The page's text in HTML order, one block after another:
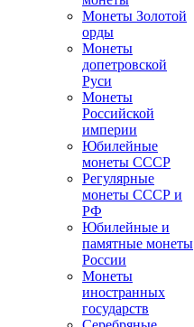
Монеты Золотой
орды
Монеты
допетровской
Руси
Монеты
Российской
империи
Юбилейные
монеты СССР
Регулярные
монеты СССР и
РФ
Юбилейные и
памятные монеты
России
Монеты
иностранных
государств